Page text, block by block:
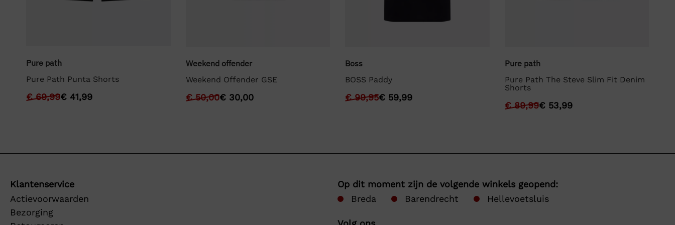
Pure path
Pure Path Punta Shorts
€69,99€ 41,99
Weekend offender
Weekend Offender GSE
€50,00€30,00
Boss
BOSS Paddy
€99,95€ 59,99
Pure path
Pure Path The Steve Slim Fit Denim
Shorts
€89,99€53,99
Klantenservice
Actievoorwaarden
Bezorging
Op dit moment zijn de volgende winkels geopend:
Breda
Barendrecht Hellevoetsluis